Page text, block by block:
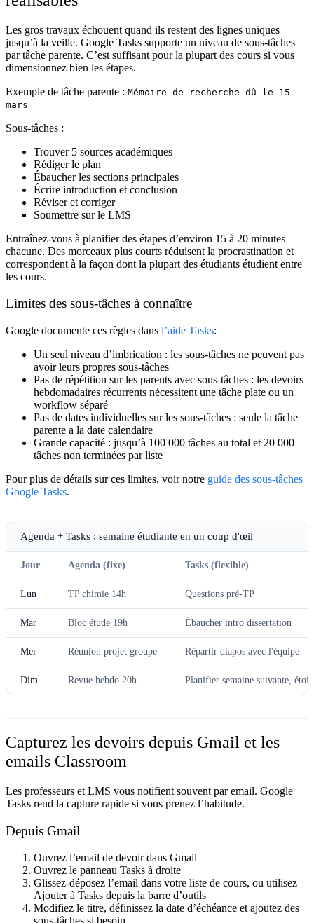
Les gros travaux échouent quand ils restent des lignes uniques
jusqu’à la veille. Google Tasks supporte un niveau de sous-tâches
par tâche parente. C’est suffisant pour la plupart des cours si vous
dimensionnez bien les étapes.
Exemple de tâche parente : Mémoire de recherche dû le 15
mars
Sous-tâches :
Trouver 5 sources académiques
Rédiger le plan
Ébaucher les sections principales
Écrire introduction et conclusion
Réviser et corriger
Soumettre sur le LMS
Entraînez-vous à planifier des étapes d’environ 15 à 20 minutes
chacune. Des morceaux plus courts réduisent la procrastination et
correspondent à la façon dont la plupart des étudiants étudient entre
les cours.
Limites des sous-tâches à connaître
Google documente ces règles dans l’aide Tasks:
Un seul niveau d’imbrication : les sous-tâches ne peuvent pas
avoir leurs propres sous-tâches
Pas de répétition sur les parents avec sous-tâches : les devoirs
hebdomadaires récurrents nécessitent une tâche plate ou un
workflow séparé
Pas de dates individuelles sur les sous-tâches : seule la tâche
parente a la date calendaire
Grande capacité : jusqu’à 100 000 tâches au total et 20 000
tâches non terminées par liste
Pour plus de détails sur ces limites, voir notre guide des sous-tâches
Google Tasks.
Agenda + Tasks : semaine étudiante en un coup d'œil
Jour Agenda (fixe) Tasks (flexible)
Lun TP chimie 14h Questions pré-TP
Mar Bloc étude 19h Ébaucher intro dissertation
Mer Réunion projet groupe Répartir diapos avec l'équipe
Dim Revue hebdo 20h Planifier semaine suivante,
Capturez les devoirs depuis Gmail et les
emails Classroom
Les professeurs et LMS vous notifient souvent par email. Google
Tasks rend la capture rapide si vous prenez l’habitude.
Depuis Gmail
Ouvrez l’email de devoir dans Gmail
Ouvrez le panneau Tasks à droite
Glissez-déposez l’email dans votre liste de cours, ou utilisez
Ajouter à Tasks depuis la barre d’outils
Modifiez le titre, définissez la date d’échéance et ajoutez des